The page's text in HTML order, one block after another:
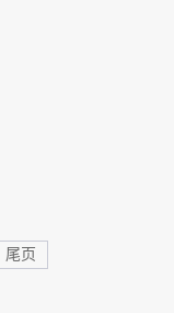
尾页